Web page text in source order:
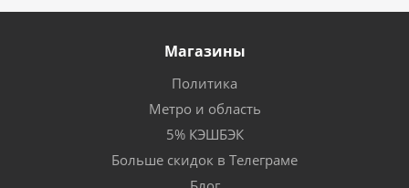
Магазины
Политика
Метро и область
5% КЭШБЭК
Больше скидок в Телеграме